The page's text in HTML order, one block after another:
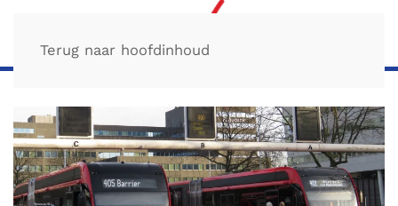
Terug naar hoofdinhoud